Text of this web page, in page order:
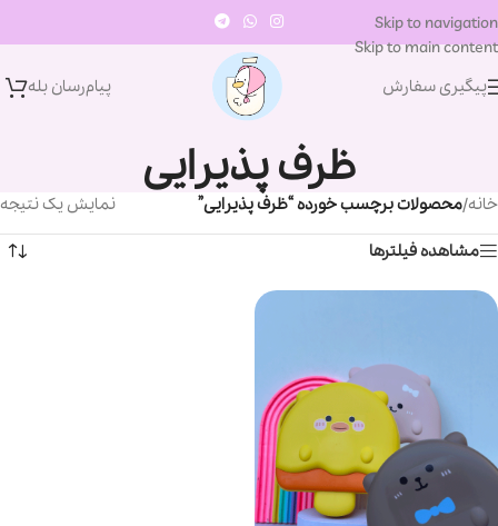
Skip to navigation
Skip to main content
پیگیری سفارش
پیام‌رسان‌ بله
ظرف پذیرایی
خانه/محصولات برچسب خورده “ظرف پذیرایی” نمایش یک نتیجه
مشاهده فیلترها